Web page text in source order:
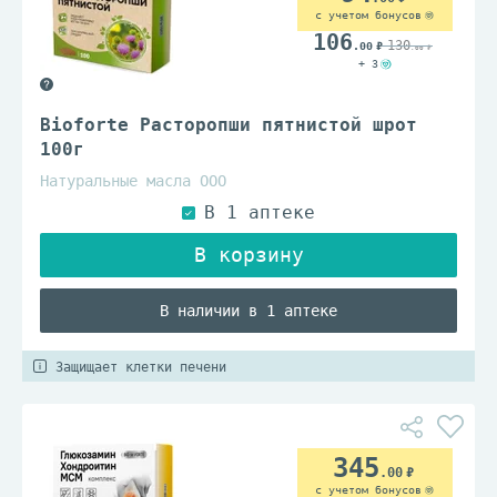
Bioforte Расторопши пятнистой шрот
100г
Натуральные масла ООО
В наличии в 1 аптеке
с учетом бонусов
106 .00 130.00
+ 3
Защищает клетки печени
345 .00
с учетом бонусов